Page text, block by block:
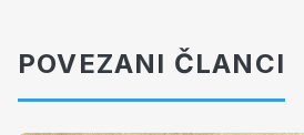
POVEZANI ČLANCI